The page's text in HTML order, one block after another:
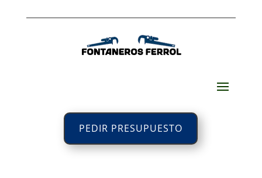
PEDIR PRESUPUESTO